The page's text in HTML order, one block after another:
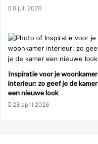
6 juli 2026
Inspiratie voor je woonkamer
interieur: zo geef je de kamer
een nieuwe look
28 april 2026